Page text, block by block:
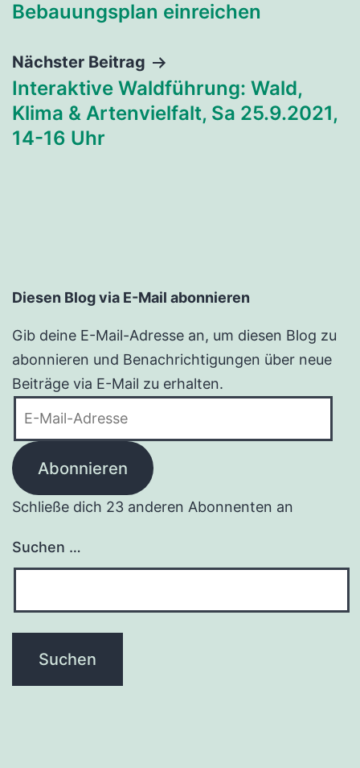
Bebauungsplan einreichen
Nächster Beitrag
Interaktive Waldführung: Wald,
Klima & Artenvielfalt, Sa 25.9.2021,
14-16 Uhr
Diesen Blog via E-Mail abonnieren
Gib deine E-Mail-Adresse an, um diesen Blog zu
abonnieren und Benachrichtigungen über neue
Beiträge via E-Mail zu erhalten.
Adresse
Abonnieren
Schließe dich 23 anderen Abonnenten an
Suchen …